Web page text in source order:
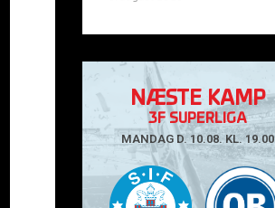
NÆSTE KAMP
3F SUPERLIGA
MANDAG D. 10.08. KL. 19.00